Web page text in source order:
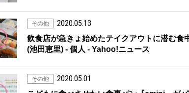
その他 2020.05.13
飲食店が急きょ始めたテイクアウトに潜む
(池田恵里) - 個人 - Yahoo!ニュース
その他 2020.05.01